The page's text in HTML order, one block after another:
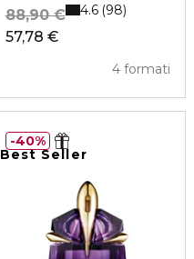
57,78 €
88,90 €
4 formati
4.6 98
Best Seller
40%